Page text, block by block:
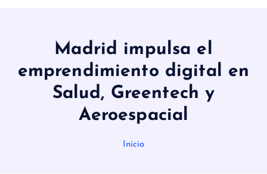
Madrid impulsa el
emprendimiento digital en
Salud, Greentech y
Aeroespacial
Inicio